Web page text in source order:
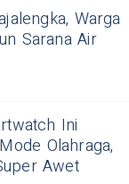
Warga
Sarana Air
Ini
Olahraga,
Awet